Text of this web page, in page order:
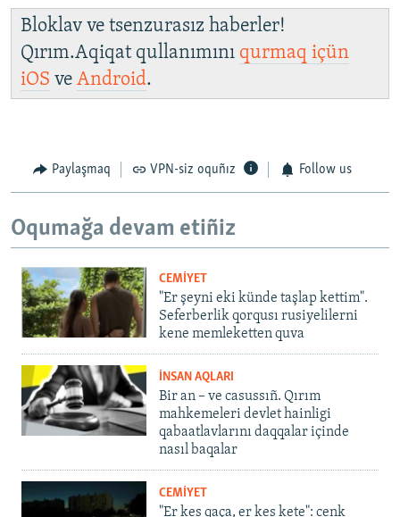
Bloklav ve tsenzurasız haberler!
Qırım.Aqiqat qullanımını qurmaq içün
iOS ve Android.
Paylaşmaq VPN-siz oquñız Follow us
Oqumağa devam etiñiz
CEMİYET
"Er şeyni eki künde taşlap kettim".
Seferberlik qorqusı rusiyelilerni
kene memleketten quva
İNSAN AQLARI
Bir an – ve casussıñ. Qırım
mahkemeleri devlet hainligi
qabaatlavlarını daqqalar içinde
nasıl baqalar
CEMİYET
"Er kes qaça, er kes kete": cenk